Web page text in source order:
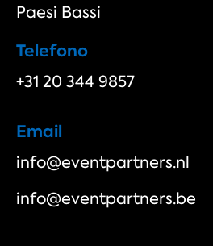
Paesi Bassi
Telefono
+31 20 344 9857
Email
info@eventpartners.nl
info@eventpartners.be